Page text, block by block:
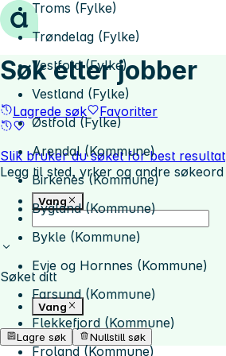
Hopp til innhold
Søk etter jobber
Lagrede søk Favoritter
Slik bruker du søket for best resultat
Legg til sted, yrker og andre søkeord
Vang
Troms (Fylke)
Trøndelag (Fylke)
Vestfold (Fylke)
Vestland (Fylke)
Østfold (Fylke)
Arendal (Kommune)
Birkenes (Kommune)
Bygland (Kommune)
Bykle (Kommune)
Evje og Hornnes (Kommune)
Farsund (Kommune)
Flekkefjord (Kommune)
Froland (Kommune)
Søket ditt
Vang
Lagre søk Nullstill søk